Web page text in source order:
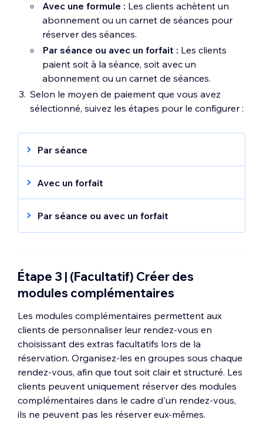
Avec une formule : Les clients achètent un
abonnement ou un carnet de séances pour
réserver des séances.
Par séance ou avec un forfait : Les clients
paient soit à la séance, soit avec un
abonnement ou un carnet de séances.
Selon le moyen de paiement que vous avez
sélectionné, suivez les étapes pour le configurer :
Par séance
Sélectionnez l'option de tarification
correspondante dans le menu déroulant
par séance,
paient sousPréférences de paiement
(par exemple, montant total en ligne,
acompte en ligne, etc.)
Gratuit :Proposez ce service
gratuitement.
Tarification variée :Créez différentes
options de prix en fonction du client, du
service, de la durée du rendez-vous ou du
membre d'équipe :
Saisissez le Montant par défautpour
Avec un forfait
Cliquez sur une option pour connecter ce
service à un abonnement ou à un carnet de
existants que vous souhaitez connecter.
Cliquez ensuite sur Terminé .
Créer une nouvelle formule :
nouvelle formulede carnet de séancesou
d'abonnement.
Par séance ou avec un forfait
Cette option permet à vos clients de choisir
achetée ou payer le prix que vous avez
défini par séance.
Configurez le prix par séance
Connectez la ou les formule(s) de
paiement correspondante(s) sous
Abonnements et carnets de séances .
Suggestion : VoirPar séanceou Avec une
formuleci-dessus pour voir les étapes
Étape 3 | (Facultatif) Créer des
modules complémentaires
Les modules complémentaires permettent aux
clients de personnaliser leur rendez-vous en
choisissant des extras facultatifs lors de la
réservation. Organisez-les en groupes sous chaque
rendez-vous, afin que tout soit clair et structuré. Les
clients peuvent uniquement réserver des modules
complémentaires dans le cadre d'un rendez-vous,
ils ne peuvent pas les réserver eux-mêmes.